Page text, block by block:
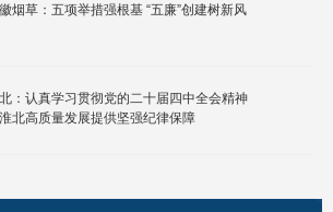
安徽烟草：五项举措强根基 “五廉”创建树新风
：认真学习贯彻党的二十届四中全会精神
北高质量发展提供坚强纪律保障